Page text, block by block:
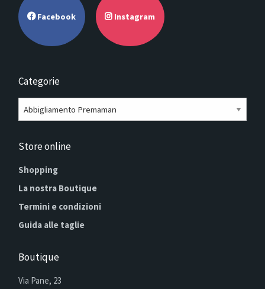
Facebook Instagram
Categorie
Store online
Shopping
La nostra Boutique
Termini e condizioni
Guida alle taglie
Boutique
Via Pane, 23